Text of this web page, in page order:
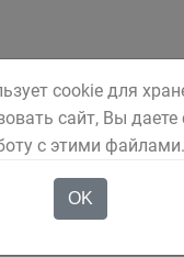
cookie для
сайт, Вы даете
с этими файлами.
OK